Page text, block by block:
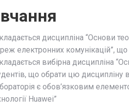
дисципліна “Основи
електронних комунікацій”,
вибірна дисципліна
що обрати цю дисципліну
є обов’язковим
Huawei”